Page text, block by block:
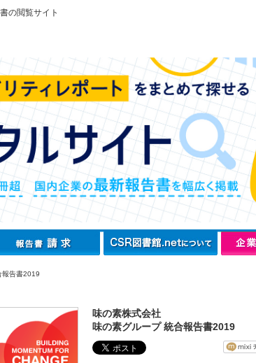
の閲覧サイト
報告書2019
味の素株式会社
味の素グループ 統合報告書2019